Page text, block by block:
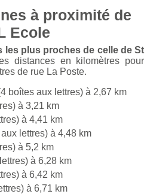
à proximité de
Ecole
les plus proches de celle de St
distances en kilomètres pour
de rue La Poste.
boîtes aux lettres) à 2,67 km
à 3,21 km
à 4,41 km
lettres) à 4,48 km
à 5,2 km
à 6,28 km
à 6,42 km
à 6,71 km